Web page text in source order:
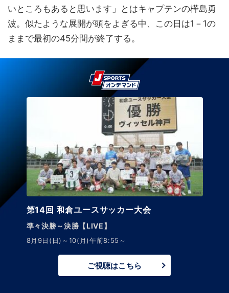
いところもあると思います」とはキャプテンの樺島勇
波。似たような展開が頭をよぎる中、この日は1－1の
ままで最初の45分間が終了する。
第14回 和倉ユースサッカー大会
準々決勝～決勝【LIVE】
8月9日(日)～10(月)午前8:55～
ご視聴はこちら